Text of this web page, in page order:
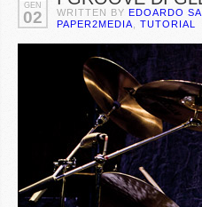
GEN
02 WRITTEN BY EDOARDO
PAPER2MEDIA
TUTORIAL